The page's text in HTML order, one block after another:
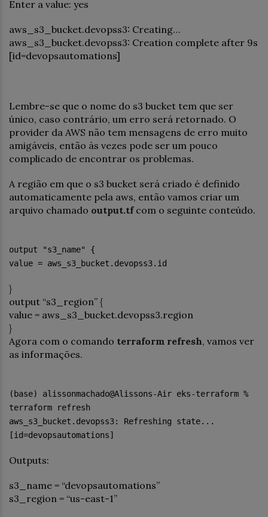
Enter a value: yes
aws_s3_bucket.devopss3: Creating…
aws_s3_bucket.devopss3: Creation complete after 9s
[id=devopsautomations]
Lembre-se que o nome do s3 bucket tem que ser
único, caso contrário, um erro será retornado. O
provider da AWS não tem mensagens de erro muito
amigáveis, então às vezes pode ser um pouco
complicado de encontrar os problemas.
A região em que o s3 bucket será criado é definido
automaticamente pela aws, então vamos criar um
arquivo chamado output.tfcom o seguinte conteúdo.
output "s3_name" {
value = aws_s3_bucket.devopss3.id
}
output “s3_region” {
value = aws_s3_bucket.devopss3.region
}
Agora com o comando terraform refresh, vamos ver
as informações.
(base) alissonmachado@Alissons-Air eks-terraform %
terraform refresh
aws_s3_bucket.devopss3: Refreshing state...
[id=devopsautomations]
Outputs:
s3_name = “devopsautomations”
s3_region = “us-east-1”